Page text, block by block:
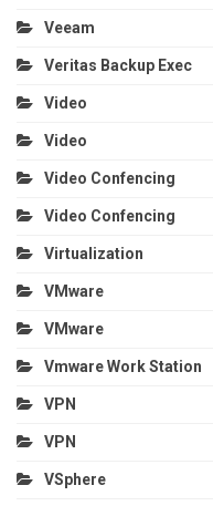
Veeam
Veritas Backup Exec
Video
Video
Video Confencing
Video Confencing
Virtualization
VMware
VMware
Vmware Work Station
VPN
VPN
VSphere